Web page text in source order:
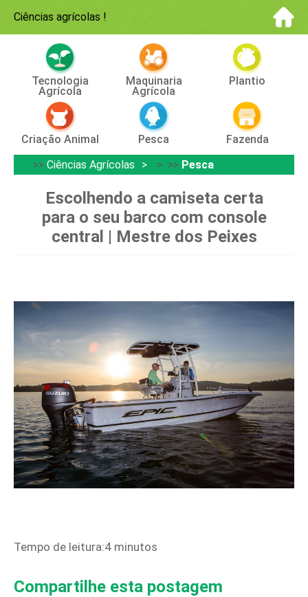
Ciências agrícolas !
Tecnologia
Agrícola
Maquinaria
Agrícola
Plantio
Criação Animal Pesca
Fazenda
>> Ciências Agrícolas > >> Pesca
Escolhendo a camiseta certa
para o seu barco com console
central | Mestre dos Peixes
Tempo de leitura:4 minutos
Compartilhe esta postagem